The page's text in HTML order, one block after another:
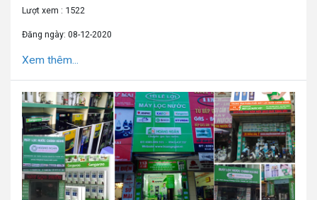
Lượt xem : 1522
Đăng ngày: 08-12-2020
Xem thêm...